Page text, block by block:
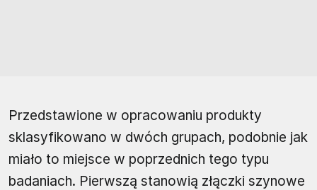
Przedstawione w opracowaniu produkty
sklasyfikowano w dwóch grupach, podobnie jak
miało to miejsce w poprzednich tego typu
badaniach. Pierwszą stanowią złączki szynowe